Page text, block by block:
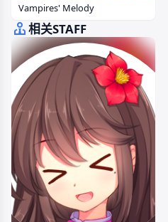
Vampires' Melody
相关STAFF